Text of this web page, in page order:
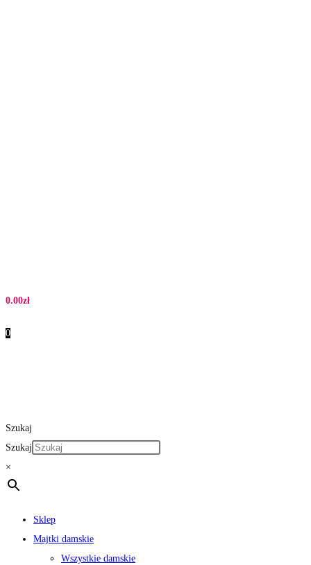
0.00zł
0
Szukaj
Szukaj
×
Sklep
Majtki damskie
Wszystkie damskie